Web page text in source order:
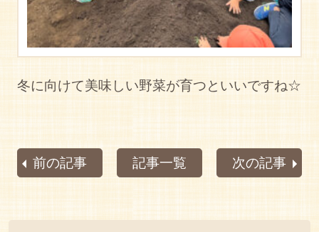
冬に向けて美味しい野菜が育つといいですね☆
前の記事 記事一覧 次の記事